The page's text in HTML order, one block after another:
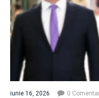
iunie 16, 2026 0